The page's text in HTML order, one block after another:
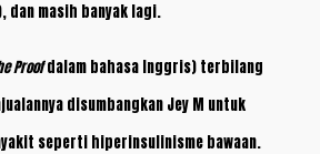
dan masih banyak lagi.
Proofdalam bahasa Inggris) terbilang
disumbangkan Jey M untuk
seperti hiperinsulinisme bawaan.